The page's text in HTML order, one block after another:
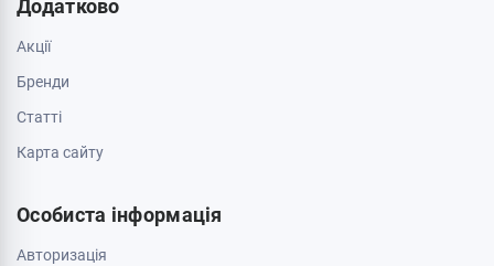
Додатково
Акції
Бренди
Cтатті
Карта сайту
Особиста інформація
Авторизація